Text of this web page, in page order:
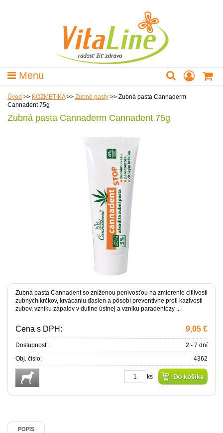
Menu
Úvod >> KOZMETIKA >> Zubné pasty >> Zubná pasta Cannaderm
Cannadent 75g
Zubná pasta Cannaderm Cannadent 75g
Zubná pasta Cannadent so zníženou penivosťou na zmierenie citlivosti
zubných krčkov, krvácaniu ďasien a pôsobí preventívne proti kazivosti
zubov, vzniku zápalov v dutine ústnej a vzniku paradentózy ...
Cena s DPH: 9,05 €
Dostupnosť:
2 - 7 dní
Obj. čislo:
4362
ks
POPIS